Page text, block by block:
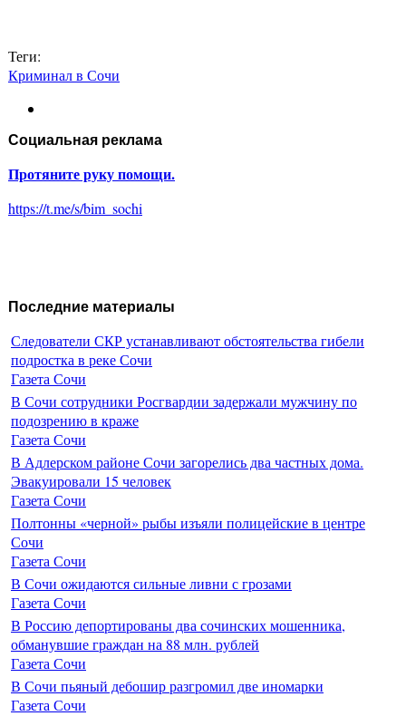
Теги:
Криминал в Сочи
Социальная реклама
Протяните руку помощи.
https://t.me/s/bim_sochi
Последние материалы
Следователи СКР устанавливают обстоятельства гибели
подростка в реке Сочи
Газета Сочи
В Сочи сотрудники Росгвардии задержали мужчину по
подозрению в краже
Газета Сочи
В Адлерском районе Сочи загорелись два частных дома.
Эвакуировали 15 человек
Газета Сочи
Полтонны «черной» рыбы изъяли полицейские в центре
Сочи
Газета Сочи
В Сочи ожидаются сильные ливни с грозами
Газета Сочи
В Россию депортированы два сочинских мошенника,
обманувшие граждан на 88 млн. рублей
Газета Сочи
В Сочи пьяный дебошир разгромил две иномарки
Газета Сочи